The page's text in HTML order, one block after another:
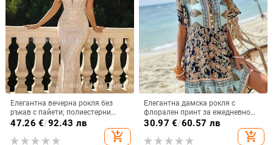
Елегантна вечерна рокля без
ръкав с пайети; полиестерни
влакна; спандекс до 30%;
дълбоко V-образно деколте.
47.26 €/92.43 лв
add_shopping_cart
Елегантна дамска рокля с
флорален принт за ежедневно
пътуване до работа, европейска
и американска, трансгранична,
Amazon, 2025 г.
30.97 €/60.57 лв
add_shopping_cart